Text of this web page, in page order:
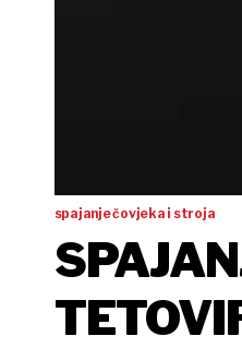
spajanje čovjeka i stroja